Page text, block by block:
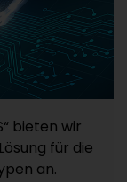
bieten wir
für die
an.